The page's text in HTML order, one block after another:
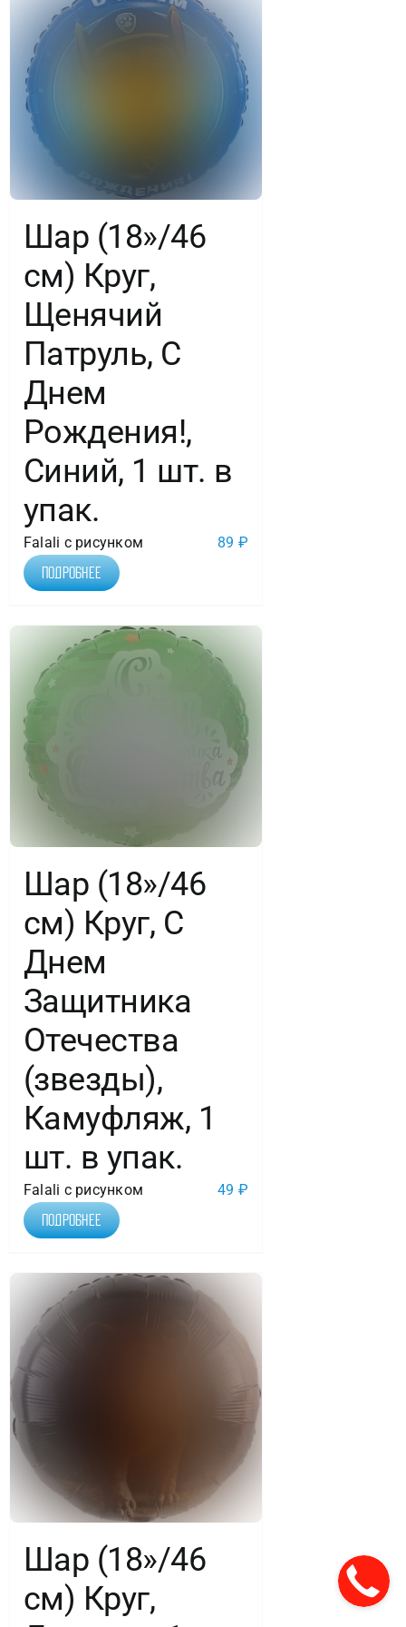
Шар (18»/46
см) Круг,
Щенячий
Патруль, С
Днем
Рождения!,
Синий, 1 шт. в
упак.
Falali с рисунком 89 ₽
Подробнее
Шар (18»/46
см) Круг, С
Днем
Защитника
Отечества
(звезды),
Камуфляж, 1
шт. в упак.
Falali с рисунком 49 ₽
Подробнее
Шар (18»/46
см) Круг,